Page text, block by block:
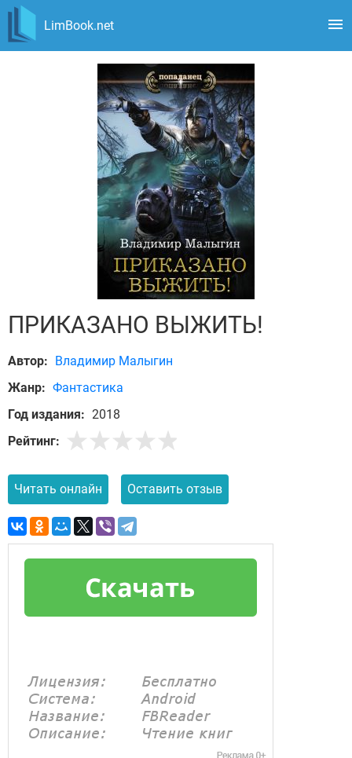
LimBook.net
ПРИКАЗАНО ВЫЖИТЬ!
Автор: Владимир Малыгин
Жанр: Фантастика
Год издания: 2018
Рейтинг:
Читать онлайн Оставить отзыв